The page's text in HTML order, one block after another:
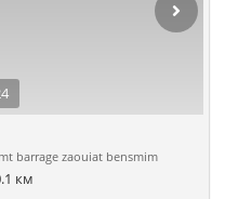
barrage zaouiat bensmim
км